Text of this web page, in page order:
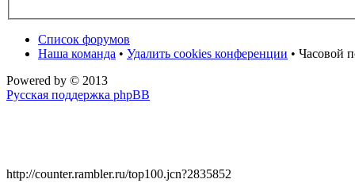
Список форумов
Наша команда • Удалить cookies конференции • Часовой
Powered by © 2013
Русская поддержка phpBB
http://counter.rambler.ru/top100.jcn?2835852